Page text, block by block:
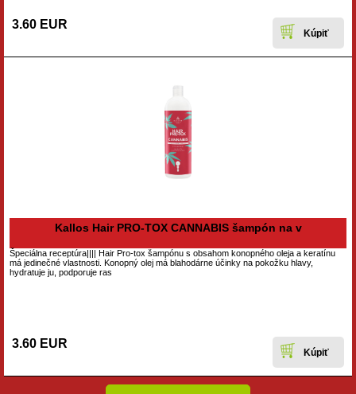
3.60 EUR
Kallos Hair PRO-TOX CANNABIS šampón na v
Špeciálna receptúra​||​|| Hair Pro-tox šampónu s obsahom konopného oleja a keratínu
má jedinečné vlastnosti. Konopný olej má blahodárne účinky na pokožku hlavy,
hydratuje ju, podporuje ras
3.60 EUR